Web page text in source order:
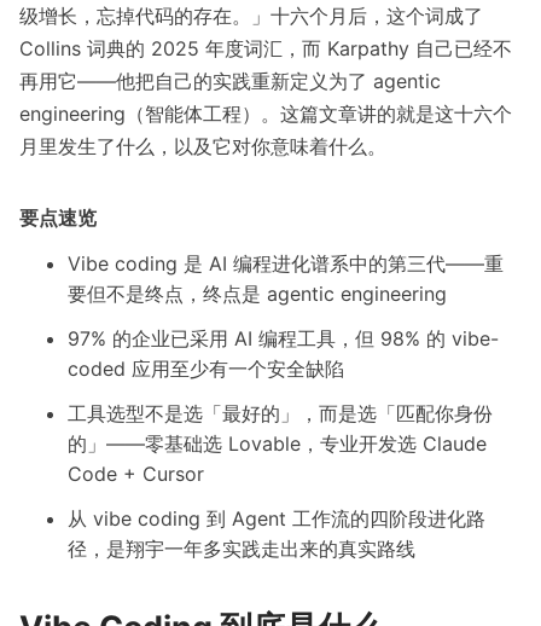
级增长，忘掉代码的存在。」十六个月后，这个词成了
Collins 词典的 2025 年度词汇 ，而 Karpathy 自己已经不
再用它——他把自己的实践重新定义为了 agentic
engineering（智能体工程）。这篇文章讲的就是这十六个
月里发生了什么，以及它对你意味着什么。
要点速览
Vibe coding 是 AI 编程进化谱系中的第三代——重
要但不是终点，终点是 agentic engineering
97% 的企业已采用 AI 编程工具，但 98% 的 vibe-
coded 应用至少有一个安全缺陷
工具选型不是选「最好的」，而是选「匹配你身份
的」——零基础选 Lovable，专业开发选 Claude
Code + Cursor
从 vibe coding 到 Agent 工作流的四阶段进化路
径，是翔宇一年多实践走出来的真实路线